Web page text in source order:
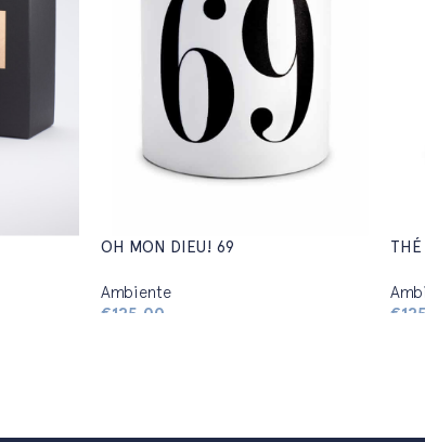
OH MON DIEU! 69
Ambiente
€125,00
THÉ
€